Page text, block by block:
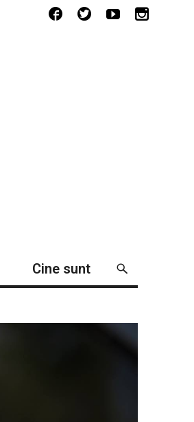
Cine sunt